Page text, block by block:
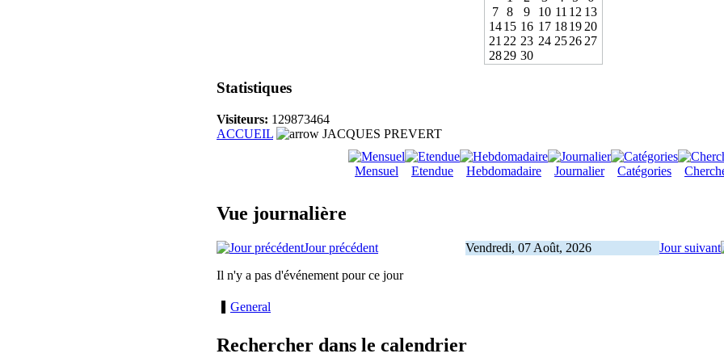
7 8 9 10 11 12 13
1415 16 17 1819 20
21 22 23 24 2526 27
2829 30
Statistiques
Visiteurs: 129873464
ACCUEIL
JACQUES PREVERT
Mensuel Etendue Hebdomadaire Journalier Catégories
Vue journalière
Jour précédent Vendredi, 07 Août, 2026
Jour suivant
Il n'y a pas d'événement pour ce jour
General
Rechercher dans le calendrier